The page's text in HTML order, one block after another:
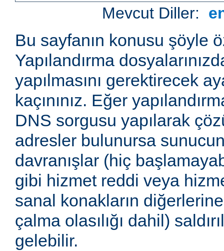
Mevcut Diller:
Bu sayfanın konusu şöyle
Yapılandırma
yapılmasını gerektirecek
kaçınınız. Eğer
DNS sorgusu yapılarak
adresler bulunursa
davranışlar (hiç
gibi hizmet reddi veya
sanal konakların
çalma olasılığı dahil)
gelebilir.